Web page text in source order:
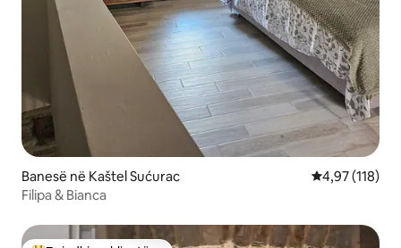
Banesë në Kaštel Sućurac Vlerësimi
4,97 (118)
Filipa & Bianca